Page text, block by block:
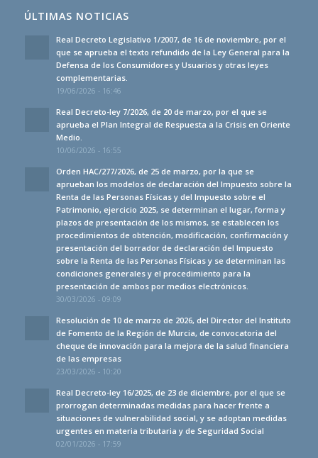
ÚLTIMAS NOTICIAS
Real Decreto Legislativo 1/2007, de 16 de noviembre, por el
que se aprueba el texto refundido de la Ley General para la
Defensa de los Consumidores y Usuarios y otras leyes
complementarias.
19/06/2026 - 16:46
Real Decreto-ley 7/2026, de 20 de marzo, por el que se
aprueba el Plan Integral de Respuesta a la Crisis en Oriente
Medio.
10/06/2026 - 16:55
Orden HAC/277/2026, de 25 de marzo, por la que se
aprueban los modelos de declaración del Impuesto sobre la
Renta de las Personas Físicas y del Impuesto sobre el
Patrimonio, ejercicio 2025, se determinan el lugar, forma y
plazos de presentación de los mismos, se establecen los
procedimientos de obtención, modificación, confirmación y
presentación del borrador de declaración del Impuesto
sobre la Renta de las Personas Físicas y se determinan las
condiciones generales y el procedimiento para la
presentación de ambos por medios electrónicos.
30/03/2026 - 09:09
Resolución de 10 de marzo de 2026, del Director del Instituto
de Fomento de la Región de Murcia, de convocatoria del
cheque de innovación para la mejora de la salud financiera
de las empresas
23/03/2026 - 10:20
Real Decreto-ley 16/2025, de 23 de diciembre, por el que se
prorrogan determinadas medidas para hacer frente a
situaciones de vulnerabilidad social, y se adoptan medidas
urgentes en materia tributaria y de Seguridad Social
02/01/2026 - 17:59